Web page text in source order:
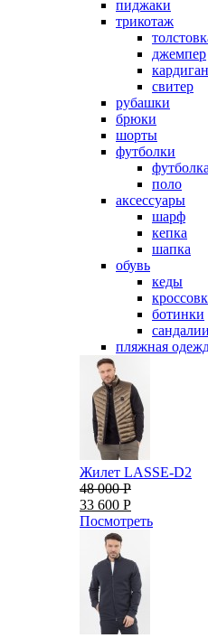
пиджаки
трикотаж
джемпер
кардиган
свитер
рубашки
брюки
шорты
футболки
футболка
поло
аксессуары
шарф
кепка
шапка
обувь
кеды
ботинки
сандалии
пляжная
Жилет LASSE-D2
48 000 Р
33 600 Р
Посмотреть